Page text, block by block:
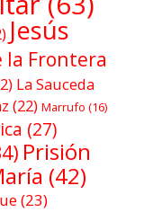
Jesús
la Frontera
La Sauceda
(22) Marrufo (16)
(27)
Prisión
(42)
(23)